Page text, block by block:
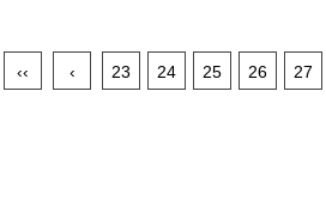
‹‹ ‹ 23 24 25 26 27